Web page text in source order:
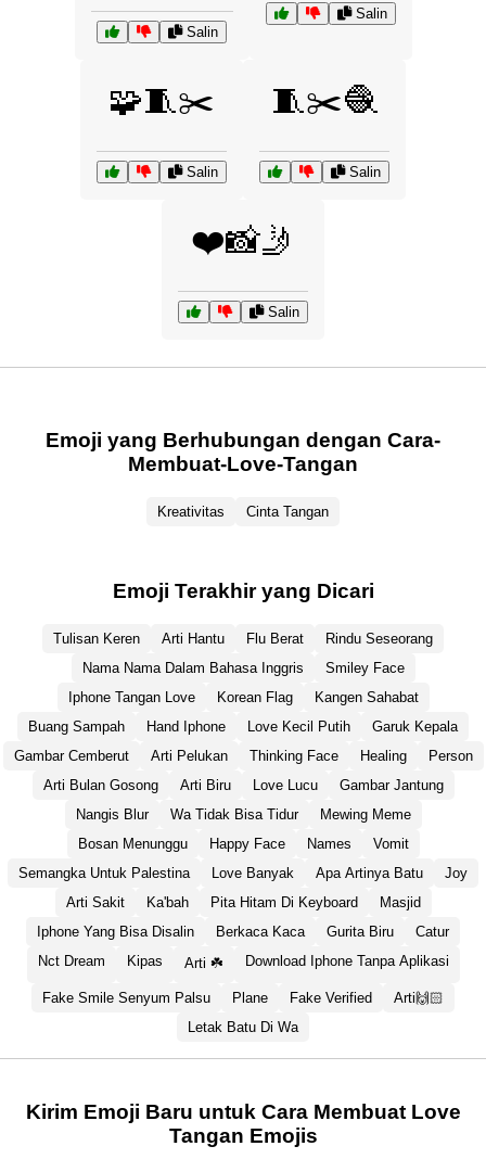
Salin
Salin
🧩🧵✂️
Salin
🧵✂️🧶
Salin
❤️📸🤳
Salin
Emoji yang Berhubungan dengan Cara-
Membuat-Love-Tangan
Kreativitas Cinta Tangan
Emoji Terakhir yang Dicari
Tulisan Keren Arti Hantu Flu Berat
Rindu Seseorang
Nama Nama Dalam Bahasa Inggris
Smiley Face
Iphone Tangan Love
Korean Flag
Kangen Sahabat
Buang Sampah
Hand Iphone Love Kecil Putih
Garuk Kepala
Gambar Cemberut
Arti Pelukan Thinking Face Healing
Person
Arti Bulan Gosong
Arti Biru Love Lucu
Gambar Jantung
Nangis Blur
Wa Tidak Bisa Tidur
Mewing Meme
Bosan Menunggu
Happy Face Names
Vomit
Semangka Untuk Palestina
Love Banyak Apa Artinya Batu
Joy
Arti Sakit
Ka'bah Pita Hitam Di Keyboard
Masjid
Iphone Yang Bisa Disalin
Berkaca Kaca Gurita Biru
Catur
Nct Dream
Kipas Arti ☘️ Download Iphone Tanpa Aplikasi
Fake Smile Senyum Palsu Plane Fake Verified
Arti🙌🏻
Letak Batu Di Wa
Kirim Emoji Baru untuk Cara Membuat Love
Tangan Emojis